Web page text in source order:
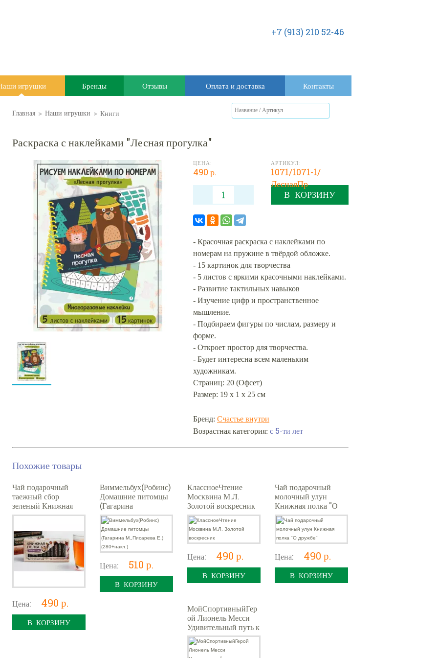
+7 (913) 210 52-46
игрушки Бренды Отзывы Оплата и доставка Контакты
Главная > Наши игрушки > Книги
Раскраска с наклейками "Лесная прогулка"
ЦЕНА:
490 р.
АРТИКУЛ:
1071/1071-1/
ЛеснаяПр
В КОРЗИНУ
- Красочная раскраска с наклейками по
номерам на пружине в твёрдой обложке.
- 15 картинок для творчества
- 5 листов с яркими красочными наклейками.
- Развитие тактильных навыков
- Изучение цифр и пространственное
мышление.
- Подбираем фигуры по числам, размеру и
форме.
- Откроет простор для творчества.
- Будет интересна всем маленьким
художникам.
Страниц: 20 (Офсет)
Размер: 19 х 1 х 25 см
Бренд: Счастье внутри
Возрастная категория: с 5-ти лет
Похожие товары
Чай подарочный
таежный сбор
зеленый Книжная
полка "Об искусстве"
Цена: 490 р.
В КОРЗИНУ
Виммельбух(Робинс)
Домашние питомцы
(Гагарина
М.,Писарева Е.)
(280+накл.)
Цена: 510 р.
В КОРЗИНУ
КлассноеЧтение
Москвина М.Л.
Золотой воскресник
Цена: 490 р.
В КОРЗИНУ
Чай подарочный
молочный улун
Книжная полка "О
дружбе"
Цена: 490 р.
В КОРЗИНУ
МойСпортивныйГер
ой Лионель Месси
Удивительный путь к
успеху Все о
любимом спортсмене
д/юных читателе